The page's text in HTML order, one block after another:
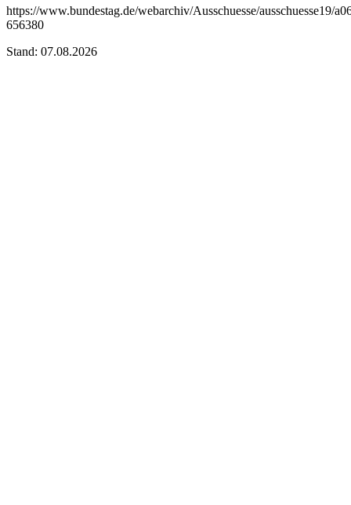
https://www.bundestag.de/webarchiv/Ausschuesse/ausschuesse19/
656380
Stand: 07.08.2026